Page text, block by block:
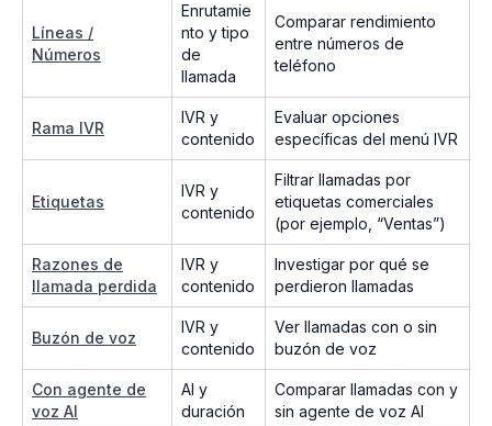
Líneas /
Números
Enrutamie
nto y tipo
de
llamada
Comparar rendimiento
entre números de
teléfono
Rama IVR
IVR y
contenido
Evaluar opciones
específicas del menú IVR
Etiquetas
IVR y
contenido
Filtrar llamadas por
etiquetas comerciales
(por ejemplo, “Ventas”)
Razones de
llamada perdida
IVR y
contenido
Investigar por qué se
perdieron llamadas
Buzón de voz
IVR y
contenido
Ver llamadas con o sin
buzón de voz
Con agente de
voz AI
AI y
duración
Comparar llamadas con y
sin agente de voz AI